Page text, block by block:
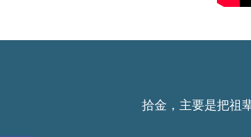
拾金，主要是把祖